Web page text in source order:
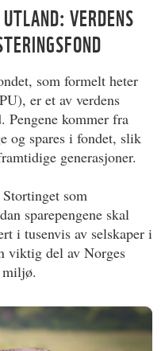
VERDENS
som formelt heter
er et av verdens
Pengene kommer fra
og spares i fondet, slik
generasjoner.
som
sparepengene skal
i tusenvis av selskaper i
viktig del av Norges
miljø.